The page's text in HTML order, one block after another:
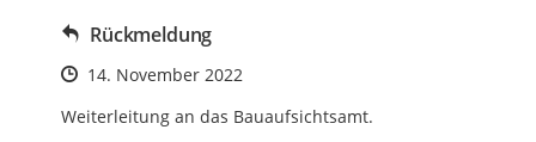
Rückmeldung
Zeitpunkt des Erstellens
14. November 2022
Weiterleitung an das Bauaufsichtsamt.